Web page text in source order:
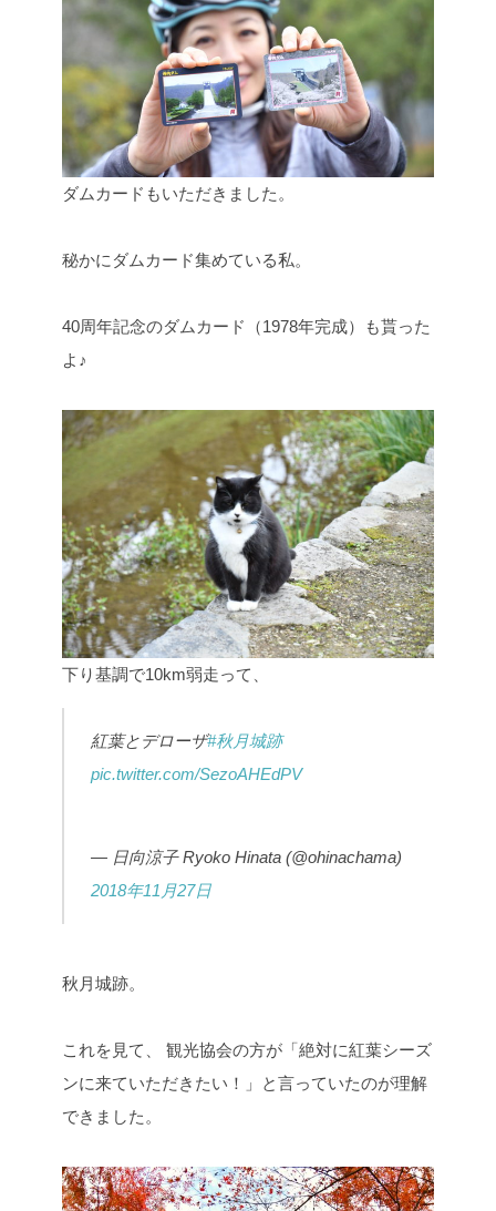
ダムカードもいただきました。
秘かにダムカード集めている私。
40周年記念のダムカード（1978年完成）も貰った
よ♪
下り基調で10km弱走って、
紅葉とデローザ#秋月城跡
pic.twitter.com/SezoAHEdPV
— 日向涼子 Ryoko Hinata (@ohinachama)
2018年11月27日
秋月城跡。
これを見て、
観光協会の方が「絶対に紅葉シーズ
ンに来ていただきたい！」と言っていたのが理解
できました。